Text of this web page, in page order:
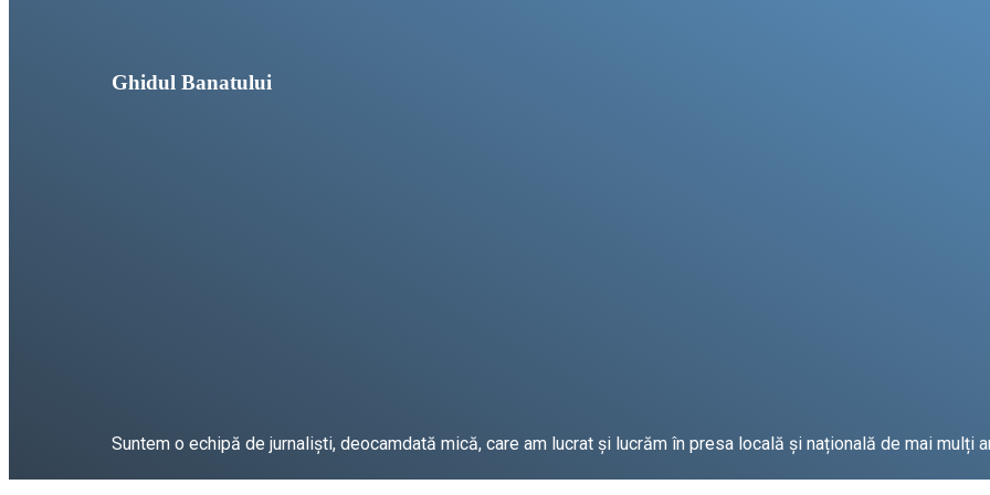
Ghidul Banatului
Suntem o echipă de jurnaliști, deocamdată mică, care am lucrat și lucrăm în presa locală și națională de mai mulți